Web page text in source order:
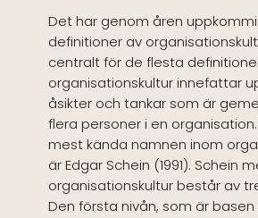
Det har genom åren
definitioner av
centralt för de flesta
organisationskultur innefattar
åsikter och tankar som är
flera personer i en
mest kända namnen inom
är Edgar Schein (1991). Schein
organisationskultur består av
Den första nivån, som är basen